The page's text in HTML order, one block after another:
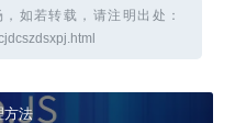
如若转载，请注明出处：
方法